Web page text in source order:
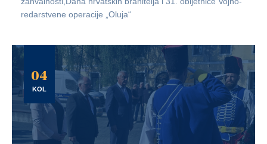
redarstvene operacije „Oluja“
04
KOL